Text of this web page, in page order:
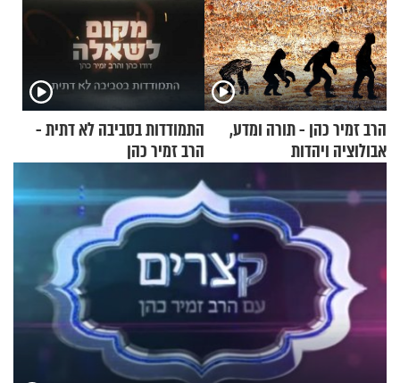
הרב זמיר כהן - תורה ומדע,
אבולוציה ויהדות
התמודדות בסביבה לא דתית -
הרב זמיר כהן